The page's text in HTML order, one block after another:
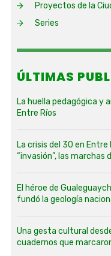
Proyectos de la
Series
ÚLTIMAS
La huella pedagógica y
Entre Ríos
La crisis del 30 en
“invasión”, las marchas
El héroe de
fundó la geología
Una gesta cultural
cuadernos que